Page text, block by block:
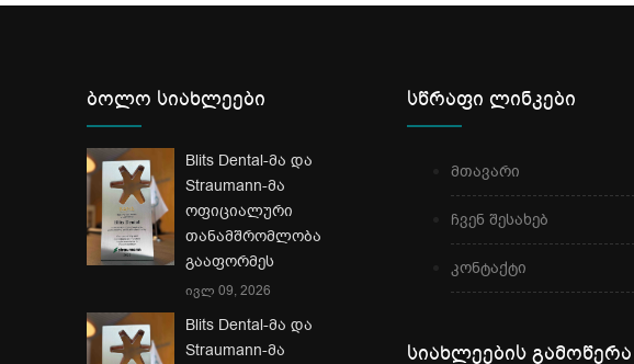
ბოლო სიახლეები
Blits Dental-მა და
Straumann-მა
ოფიციალური
თანამშრომლობა
გააფორმეს
ივლ 09, 2026
Blits Dental-მა და
Straumann-მა
სწრაფი ლინკები
მთავარი
ჩვენ შესახებ
კონტაქტი
სიახლეების გამოწერა